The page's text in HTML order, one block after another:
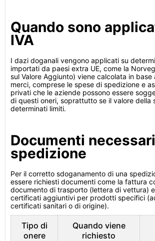
Quando sono
IVA
I dazi doganali vengono applicati su
importati da paesi extra UE, come la
sul Valore Aggiunto) viene calcolata in base
merci, comprese le spese di spedizione e
privati che le aziende possono essere
di questi oneri, soprattutto se il valore della
determinati limiti.
Documenti
spedizione
Per il corretto sdoganamento di una
essere richiesti documenti come la fattura
documento di trasporto (lettera di vettura)
certificati aggiuntivi per prodotti specifici
certificati sanitari o di origine).
Tipo di
onere
Quando viene
richiesto